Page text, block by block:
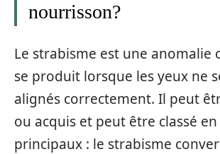
nourrisson?
Le strabisme est une anomalie
se produit lorsque les yeux ne
alignés correctement. Il peut
ou acquis et peut être classé
principaux : le strabisme